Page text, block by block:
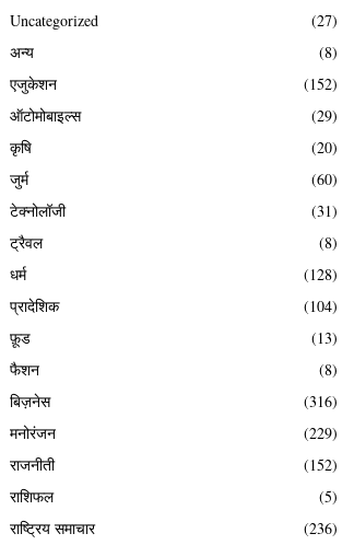
Uncategorized
(27)
अन्य
(8)
एजुकेशन
(152)
ऑटोमोबाइल्स
(29)
कृषि
(20)
जुर्म
(60)
टेक्नोलॉजी
(31)
ट्रैवल
(8)
धर्म
(128)
प्रादेशिक
(104)
फ़ूड
(13)
फैशन
(8)
बिज़नेस
(316)
मनोरंजन
(229)
राजनीती
(152)
राशिफल
(5)
राष्ट्रिय समाचार
(236)